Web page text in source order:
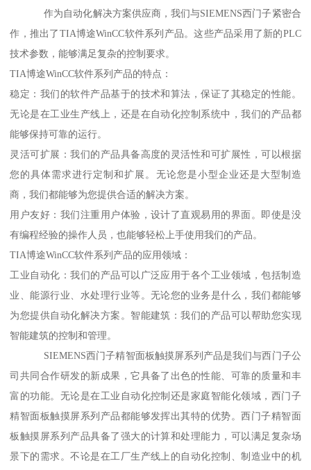
作为自动化解决方案供应商，我们与SIEMENS西门子紧密合
作，推出了TIA博途WinCC软件系列产品。这些产品采用了新的PLC
技术参数，能够满足复杂的控制要求。
TIA博途WinCC软件系列产品的特点：
稳定：我们的软件产品基于的技术和算法，保证了其稳定的性能。
无论是在工业生产线上，还是在自动化控制系统中，我们的产品都
能够保持可靠的运行。
灵活可扩展：我们的产品具备高度的灵活性和可扩展性，可以根据
您的具体需求进行定制和扩展。无论您是小型企业还是大型制造
商，我们都能够为您提供合适的解决方案。
用户友好：我们注重用户体验，设计了直观易用的界面。即使是没
有编程经验的操作人员，也能够轻松上手使用我们的产品。
TIA博途WinCC软件系列产品的应用领域：
工业自动化：我们的产品可以广泛应用于各个工业领域，包括制造
业、能源行业、水处理行业等。无论您的业务是什么，我们都能够
为您提供自动化解决方案。智能建筑：我们的产品可以帮助您实现
智能建筑的控制和管理。
SIEMENS西门子精智面板触摸屏系列产品是我们与西门子公
司共同合作研发的新成果，它具备了出色的性能、可靠的质量和丰
富的功能。无论是在工业自动化控制还是家庭智能化领域，西门子
精智面板触摸屏系列产品都能够发挥出其特的优势。西门子精智面
板触摸屏系列产品具备了强大的计算和处理能力，可以满足复杂场
景下的需求。不论是在工厂生产线上的自动化控制、制造业中的机